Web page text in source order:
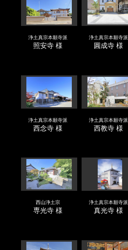
浄土真宗本願寺派
照安寺 様
浄土真宗本願寺派
圓成寺 様
浄土真宗本願寺派
西念寺 様
浄土真宗本願寺派
西教寺 様
西山浄土宗
専光寺 様
浄土真宗本願寺派
真光寺 様